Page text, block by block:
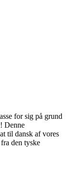
for sig på grund
Denne
til dansk af vores
den tyske